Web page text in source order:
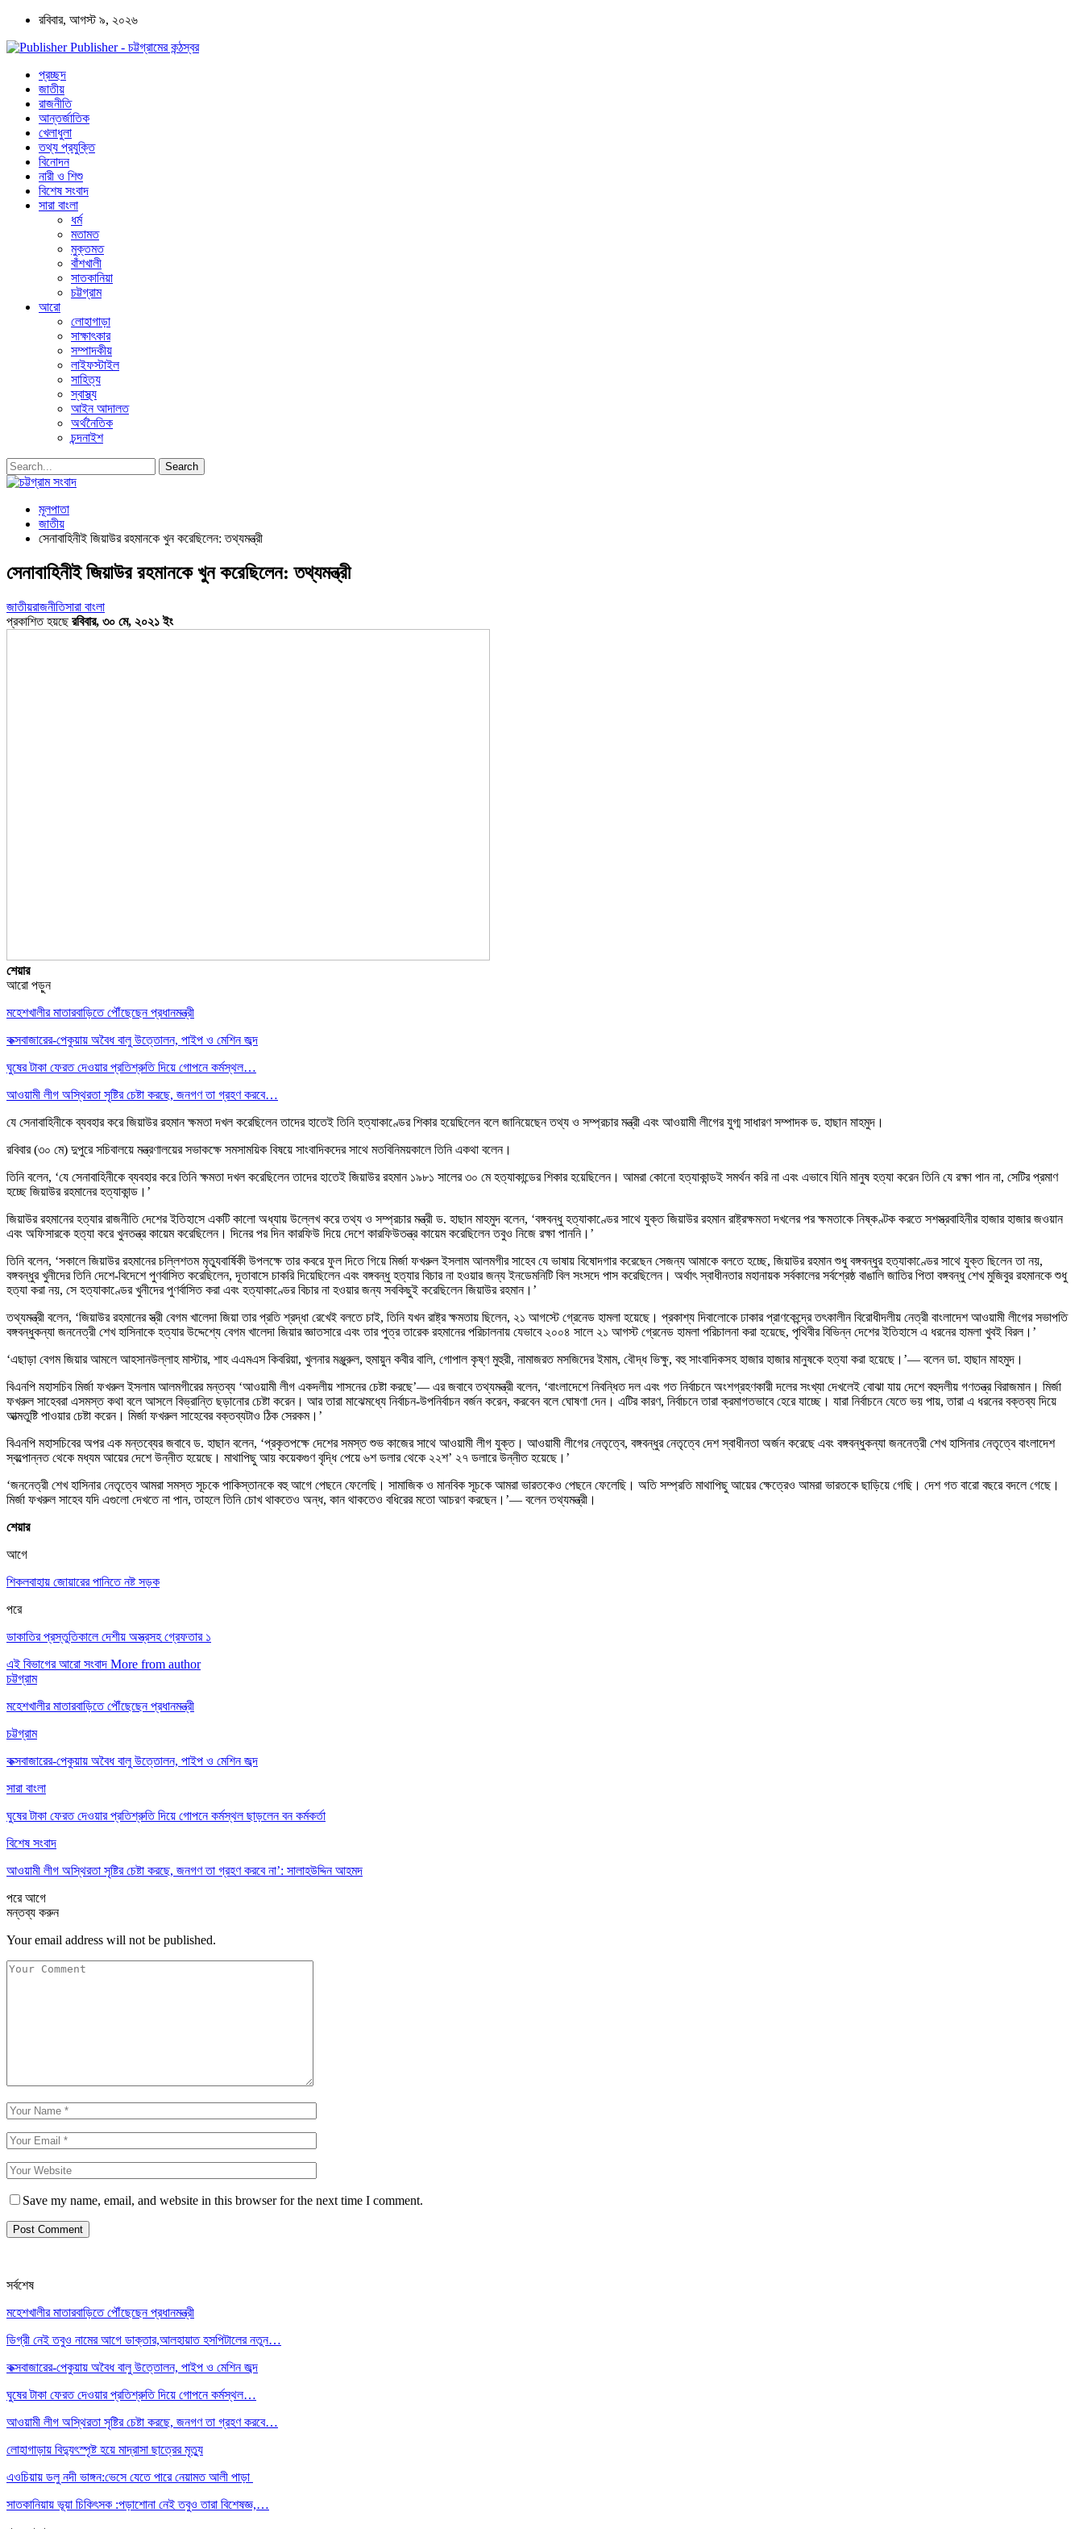
রবিবার, আগস্ট ৯, ২০২৬
Publisher - চট্টগ্রামের কন্ঠস্বর
প্রচ্ছদ
জাতীয়
রাজনীতি
আন্তর্জাতিক
খেলাধুলা
তথ্য প্রযুক্তি
বিনোদন
নারী ও শিশু
বিশেষ সংবাদ
সারা বাংলা
ধর্ম
মতামত
মুক্তমত
বাঁশখালী
সাতকানিয়া
চট্টগ্রাম
আরো
লোহাগাড়া
সাক্ষাৎকার
সম্পাদকীয়
লাইফস্টাইল
সাহিত্য
স্বাস্থ্য
আইন আদালত
অর্থনৈতিক
চন্দনাইশ
মূলপাতা
জাতীয়
সেনাবাহিনীই জিয়াউর রহমানকে খুন করেছিলেন: তথ্যমন্ত্রী
সেনাবাহিনীই জিয়াউর রহমানকে খুন করেছিলেন: তথ্যমন্ত্রী
জাতীয়রাজনীতিসারা বাংলা
প্রকাশিত হয়ছেরবিবার, ৩০ মে, ২০২১ ইং
শেয়ার
আরো পড়ুন
মহেশখালীর মাতারবাড়িতে পৌঁছেছেন প্রধানমন্ত্রী
কক্সবাজারের-পেকুয়ায় অবৈধ বালু উত্তোলন, পাইপ ও মেশিন জব্দ
ঘুষের টাকা ফেরত দেওয়ার প্রতিশ্রুতি দিয়ে গোপনে কর্মস্থল…
আওয়ামী লীগ অস্থিরতা সৃষ্টির চেষ্টা করছে, জনগণ তা গ্রহণ করবে…
যে সেনাবাহিনীকে ব্যবহার করে জিয়াউর রহমান ক্ষমতা দখল করেছিলেন তাদের হাতেই তিনি হত্যাকাণ্ডের শিকার হয়েছিলেন বলে জানিয়েছেন তথ্য ও সম্প্রচার মন্ত্রী এবং আওয়ামী লীগের যুগ্ম সাধারণ সম্পাদক ড. হাছান মাহমুদ।
রবিবার (৩০ মে) দুপুরে সচিবালয়ে মন্ত্রণালয়ের সভাকক্ষে সমসাময়িক বিষয়ে সাংবাদিকদের সাথে মতবিনিময়কালে তিনি একথা বলেন।
তিনি বলেন, ‘যে সেনাবাহিনীকে ব্যবহার করে তিনি ক্ষমতা দখল করেছিলেন তাদের হাতেই জিয়াউর রহমান ১৯৮১ সালের ৩০ মে হত্যাকান্ডের শিকার হয়েছিলেন। আমরা কোনো হত্যাকান্ডই সমর্থন করি না এবং এভাবে যিনি মানুষ হত্যা করেন তিনি যে রক্ষা পান না, সেটির প্রমাণ
হচ্ছে জিয়াউর রহমানের হত্যাকান্ড।’
জিয়াউর রহমানের হত্যার রাজনীতি দেশের ইতিহাসে একটি কালো অধ্যায় উল্লেখ করে তথ্য ও সম্প্রচার মন্ত্রী ড. হাছান মাহমুদ বলেন, ‘বঙ্গবন্ধু হত্যাকাণ্ডের সাথে যুক্ত জিয়াউর রহমান রাষ্ট্রক্ষমতা দখলের পর ক্ষমতাকে নিষ্কণ্টক করতে সশস্ত্রবাহিনীর হাজার হাজার জওয়ান
এবং অফিসারকে হত্যা করে খুনতন্ত্র কায়েম করেছিলেন। দিনের পর দিন কারফিউ দিয়ে দেশে কারফিউতন্ত্র কায়েম করেছিলেন তবুও নিজে রক্ষা পাননি।’
তিনি বলেন, ‘সকালে জিয়াউর রহমানের চল্লিশতম মৃত্যুবার্ষিকী উপলক্ষে তার কবরে ফুল দিতে গিয়ে মির্জা ফখরুল ইসলাম আলমগীর সাহেব যে ভাষায় বিষোদগার করেছেন সেজন্য আমাকে বলতে হচ্ছে, জিয়াউর রহমান শুধু বঙ্গবন্ধুর হত্যাকাণ্ডের সাথে যুক্ত ছিলেন তা নয়,
বঙ্গবন্ধুর খুনীদের তিনি দেশে-বিদেশে পুণর্বাসিত করেছিলেন, দূতাবাসে চাকরি দিয়েছিলেন এবং বঙ্গবন্ধু হত্যার বিচার না হওয়ার জন্য ইনডেমনিটি বিল সংসদে পাস করেছিলেন। অর্থাৎ স্বাধীনতার মহানায়ক সর্বকালের সর্বশ্রেষ্ঠ বাঙালি জাতির পিতা বঙ্গবন্ধু শেখ মুজিবুর রহমানকে শুধু
হত্যা করা নয়, সে হত্যাকাণ্ডের খুনীদের পুণর্বাসিত করা এবং হত্যাকাণ্ডের বিচার না হওয়ার জন্য সবকিছুই করেছিলেন জিয়াউর রহমান।’
তথ্যমন্ত্রী বলেন, ‘জিয়াউর রহমানের স্ত্রী বেগম খালেদা জিয়া তার প্রতি শ্রদ্ধা রেখেই বলতে চাই, তিনি যখন রাষ্ট্র ক্ষমতায় ছিলেন, ২১ আগস্টে গ্রেনেড হামলা হয়েছে। প্রকাশ্য দিবালোকে ঢাকার প্রাণকেন্দ্রে তৎকালীন বিরোধীদলীয় নেত্রী বাংলাদেশ আওয়ামী লীগের সভাপতি
বঙ্গবন্ধুকন্যা জননেত্রী শেখ হাসিনাকে হত্যার উদ্দেশ্যে বেগম খালেদা জিয়ার জ্ঞাতসারে এবং তার পুত্র তারেক রহমানের পরিচালনায় যেভাবে ২০০৪ সালে ২১ আগস্ট গ্রেনেড হামলা পরিচালনা করা হয়েছে, পৃথিবীর বিভিন্ন দেশের ইতিহাসে এ ধরনের হামলা খুবই বিরল।’
‘এছাড়া বেগম জিয়ার আমলে আহসানউল্লাহ মাস্টার, শাহ এএমএস কিবরিয়া, খুলনার মঞ্জুরুল, হুমায়ুন কবীর বালি, গোপাল কৃষ্ণ মুহুরী, নামাজরত মসজিদের ইমাম, বৌদ্ধ ভিক্ষু, বহু সাংবাদিকসহ হাজার হাজার মানুষকে হত্যা করা হয়েছে।’— বলেন ডা. হাছান মাহমুদ।
বিএনপি মহাসচিব মির্জা ফখরুল ইসলাম আলমগীরের মন্তব্য ‘আওয়ামী লীগ একদলীয় শাসনের চেষ্টা করছে’— এর জবাবে তথ্যমন্ত্রী বলেন, ‘বাংলাদেশে নিবন্ধিত দল এবং গত নির্বাচনে অংশগ্রহণকারী দলের সংখ্যা দেখলেই বোঝা যায় দেশে বহুদলীয় গণতন্ত্র বিরাজমান। মির্জা
ফখরুল সাহেবরা এসমস্ত কথা বলে আসলে বিভ্রান্তি ছড়ানোর চেষ্টা করেন। আর তারা মাঝেমধ্যে নির্বাচন-উপনির্বাচন বর্জন করেন, করবেন বলে ঘোষণা দেন। এটির কারণ, নির্বাচনে তারা ক্রমাগতভাবে হেরে যাচ্ছে। যারা নির্বাচনে যেতে ভয় পায়, তারা এ ধরনের বক্তব্য দিয়ে
আত্মতুষ্টি পাওয়ার চেষ্টা করেন। মির্জা ফখরুল সাহেবের বক্তব্যটাও ঠিক সেরকম।’
বিএনপি মহাসচিবের অপর এক মন্তব্যের জবাবে ড. হাছান বলেন, ‘প্রকৃতপক্ষে দেশের সমস্ত শুভ কাজের সাথে আওয়ামী লীগ যুক্ত। আওয়ামী লীগের নেতৃত্বে, বঙ্গবন্ধুর নেতৃত্বে দেশ স্বাধীনতা অর্জন করেছে এবং বঙ্গবন্ধুকন্যা জননেত্রী শেখ হাসিনার নেতৃত্বে বাংলাদেশ
স্বল্পোন্নত থেকে মধ্যম আয়ের দেশে উন্নীত হয়েছে। মাথাপিছু আয় কয়েকগুণ বৃদ্ধি পেয়ে ৬শ ডলার থেকে ২২শ’ ২৭ ডলারে উন্নীত হয়েছে।’
‘জননেত্রী শেখ হাসিনার নেতৃত্বে আমরা সমস্ত সূচকে পাকিস্তানকে বহু আগে পেছনে ফেলেছি। সামাজিক ও মানবিক সূচকে আমরা ভারতকেও পেছনে ফেলেছি। অতি সম্প্রতি মাথাপিছু আয়ের ক্ষেত্রেও আমরা ভারতকে ছাড়িয়ে গেছি। দেশ গত বারো বছরে বদলে গেছে।
মির্জা ফখরুল সাহেব যদি এগুলো দেখতে না পান, তাহলে তিনি চোখ থাকতেও অন্ধ, কান থাকতেও বধিরের মতো আচরণ করছেন।’— বলেন তথ্যমন্ত্রী।
শেয়ার
আগে
শিকলবাহায় জোয়ারের পানিতে নষ্ট সড়ক
পরে
ডাকাতির প্রস্তুতিকালে দেশীয় অস্ত্রসহ গ্রেফতার ১
এই বিভাগের আরো সংবাদ More from author
চট্টগ্রাম
মহেশখালীর মাতারবাড়িতে পৌঁছেছেন প্রধানমন্ত্রী
চট্টগ্রাম
কক্সবাজারের-পেকুয়ায় অবৈধ বালু উত্তোলন, পাইপ ও মেশিন জব্দ
সারা বাংলা
ঘুষের টাকা ফেরত দেওয়ার প্রতিশ্রুতি দিয়ে গোপনে কর্মস্থল ছাড়লেন বন কর্মকর্তা
বিশেষ সংবাদ
আওয়ামী লীগ অস্থিরতা সৃষ্টির চেষ্টা করছে, জনগণ তা গ্রহণ করবে না’: সালাহউদ্দিন আহমদ
পরেআগে
মন্তব্য করুন
Your email address will not be published.
Save my name, email, and website in this browser for the next time I comment.
সর্বশেষ
মহেশখালীর মাতারবাড়িতে পৌঁছেছেন প্রধানমন্ত্রী
ডিগ্রী নেই তবুও নামের আগে ডাক্তার,আলহায়াত হসপিটালের নতুন…
কক্সবাজারের-পেকুয়ায় অবৈধ বালু উত্তোলন, পাইপ ও মেশিন জব্দ
ঘুষের টাকা ফেরত দেওয়ার প্রতিশ্রুতি দিয়ে গোপনে কর্মস্থল…
আওয়ামী লীগ অস্থিরতা সৃষ্টির চেষ্টা করছে, জনগণ তা গ্রহণ করবে…
লোহাগাড়ায় বিদ্যুৎস্পৃষ্ট হয়ে মাদ্রাসা ছাত্রের মৃত্যু
এওচিয়ায় ডলু নদী ভাঙ্গন:ভেসে যেতে পারে নেয়ামত আলী পাড়া
সাতকানিয়ায় ভূয়া চিকিৎসক :পড়াশোনা নেই তবুও তারা বিশেষজ্ঞ,…